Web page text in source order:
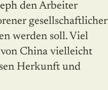
den Arbeiter
gesellschaftlicher
werden soll. Viel
China vielleicht
Herkunft und